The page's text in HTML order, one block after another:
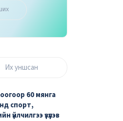
Их уншсан
60 мянга
спорт,
үйлчилгээ үзүүлэв